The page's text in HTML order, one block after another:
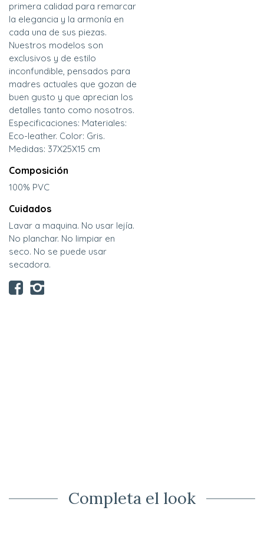
primera calidad para remarcar
la elegancia y la armonía en
cada una de sus piezas.
Nuestros modelos son
exclusivos y de estilo
inconfundible, pensados para
madres actuales que gozan de
buen gusto y que aprecian los
detalles tanto como nosotros.
Especificaciones: Materiales:
Eco-leather. Color: Gris.
Medidas: 37X25X15 cm
Composición
100% PVC
Cuidados
Lavar a maquina. No usar lejía.
No planchar. No limpiar en
seco. No se puede usar
secadora.
Completa el look